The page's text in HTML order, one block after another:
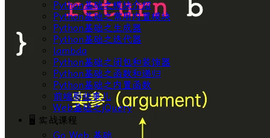
Python基础之模块介绍
Python基础之常用内置模块
Python基础之生成器
Python基础之迭代器
lambda
Python基础之闭包和装饰器
Python基础之函数和递归
Python基础之内置函数
前端那些事儿
Web基础之jQuery
🖥 实战课程
Go Web 基础